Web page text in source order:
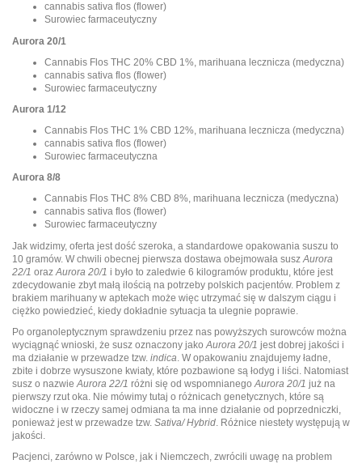
cannabis sativa flos (flower)
Surowiec farmaceutyczny
Aurora 20/1
Cannabis Flos THC 20% CBD 1%, marihuana lecznicza (medyczna)
cannabis sativa flos (flower)
Surowiec farmaceutyczny
Aurora 1/12
Cannabis Flos THC 1% CBD 12%, marihuana lecznicza (medyczna)
cannabis sativa flos (flower)
Surowiec farmaceutyczna
Aurora 8/8
Cannabis Flos THC 8% CBD 8%, marihuana lecznicza (medyczna)
cannabis sativa flos (flower)
Surowiec farmaceutyczny
Jak widzimy, oferta jest dość szeroka, a standardowe opakowania suszu to
10 gramów. W chwili obecnej pierwsza dostawa obejmowała susz Aurora
22/1 oraz Aurora 20/1 i było to zaledwie 6 kilogramów produktu, które jest
zdecydowanie zbyt małą ilością na potrzeby polskich pacjentów. Problem z
brakiem marihuany w aptekach może więc utrzymać się w dalszym ciągu i
ciężko powiedzieć, kiedy dokładnie sytuacja ta ulegnie poprawie.
Po organoleptycznym sprawdzeniu przez nas powyższych surowców można
wyciągnąć wnioski, że susz oznaczony jakoAurora 20/1 jest dobrej jakości i
ma działanie w przewadze tzw. indica. W opakowaniu znajdujemy ładne,
zbite i dobrze wysuszone kwiaty, które pozbawione są łodyg i liści. Natomiast
susz o nazwieAurora 22/1 różni się od wspomnianegoAurora 20/1 już na
pierwszy rzut oka. Nie mówimy tutaj o różnicach genetycznych, które są
widoczne i w rzeczy samej odmiana ta ma inne działanie od poprzedniczki,
ponieważ jest w przewadze tzw. Sativa/ Hybrid. Różnice niestety występują w
jakości.
Pacjenci, zarówno w Polsce, jak i Niemczech, zwrócili uwagę na problem